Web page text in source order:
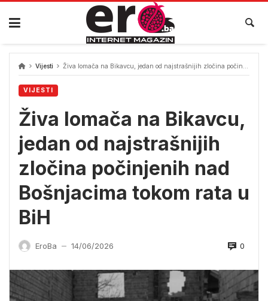
Skip
content
Vijesti Živa lomača na Bikavcu, jedan od najstrašnijih zločina počinjenih nad Bošnjacima tokom rata u BiH
VIJESTI
Živa lomača na Bikavcu,
jedan od najstrašnijih
zločina počinjenih nad
Bošnjacima tokom rata u
BiH
EroBa — 14/06/2026 0